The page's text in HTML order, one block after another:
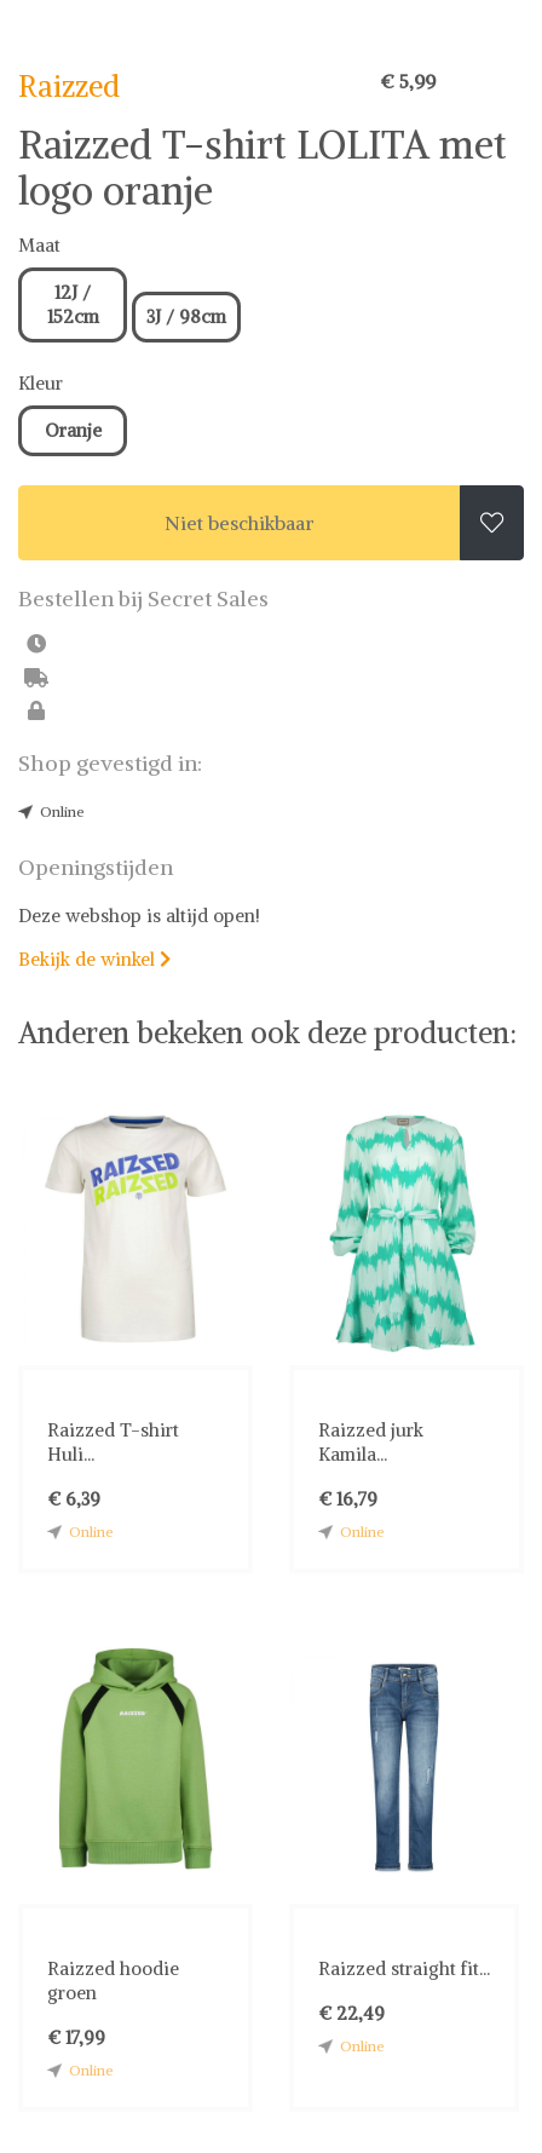
Raizzed € 5,99
Raizzed T-shirt LOLITA met
logo oranje
Maat
12J /
152cm
3J / 98cm
Kleur
Oranje
Niet beschikbaar 
Bestellen bij Secret Sales
Shop gevestigd in:
Online
Openingstijden
Deze webshop is altijd open!
Bekijk de winkel 
Anderen bekeken ook deze producten:
Raizzed T-shirt
Huli...
€ 6,39
Online
Raizzed jurk
Kamila...
€ 16,79
Online
Raizzed hoodie
groen
€ 17,99
Online
Raizzed straight fit...
€ 22,49
Online